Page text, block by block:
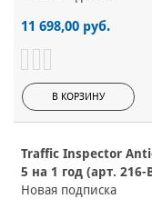
11 698,00 руб.
В КОРЗИНУ
Traffic Inspector
5 на 1 год (арт. 216-
Новая подписка